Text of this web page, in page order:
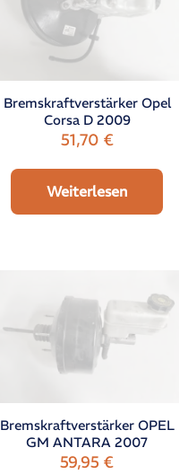
Bremskraftverstärker Opel
Corsa D 2009
51,70 €
Weiterlesen
Bremskraftverstärker OPEL
GM ANTARA 2007
59,95€